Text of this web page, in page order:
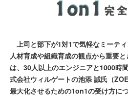
上司と部下が1対1で気軽なミーティ
人材育成や組織育成の観点から重要
は、30人以上のエンジニアと1000時
式会社ウィルゲートの池添 誠氏（
最大化させるための1on1の受け方に